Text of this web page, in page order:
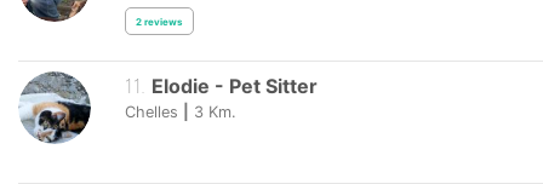
2 reviews
11 Elodie - Pet Sitter
Chelles 3 Km.